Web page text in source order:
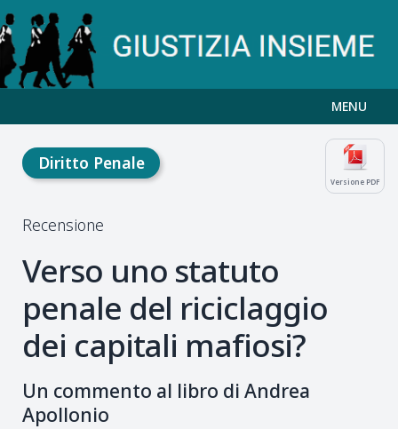
MENU
Versione PDF
Diritto Penale
Recensione
Verso uno statuto
penale del riciclaggio
dei capitali mafiosi?
Un commento al libro di Andrea
Apollonio